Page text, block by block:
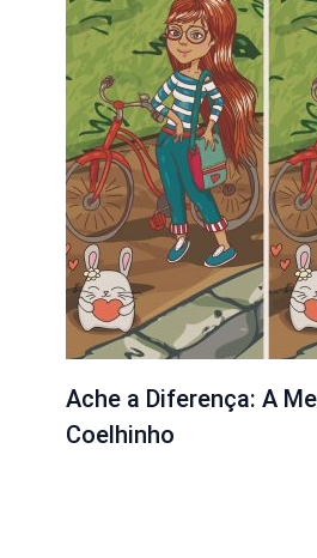
Ache a Diferença: A
Coelhinho